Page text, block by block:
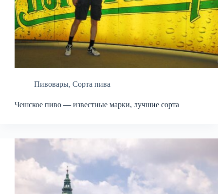
Пивовары, Сорта пива
Чешское пиво — известные марки, лучшие сорта